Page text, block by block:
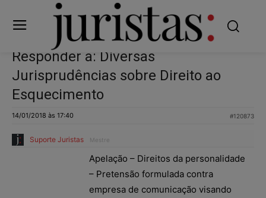
Responder a: Diversas
Jurisprudências sobre Direito ao
Esquecimento
14/01/2018 às 17:40 #120873
Suporte Juristas Mestre
Apelação – Direitos da personalidade
– Pretensão formulada contra
empresa de comunicação visando